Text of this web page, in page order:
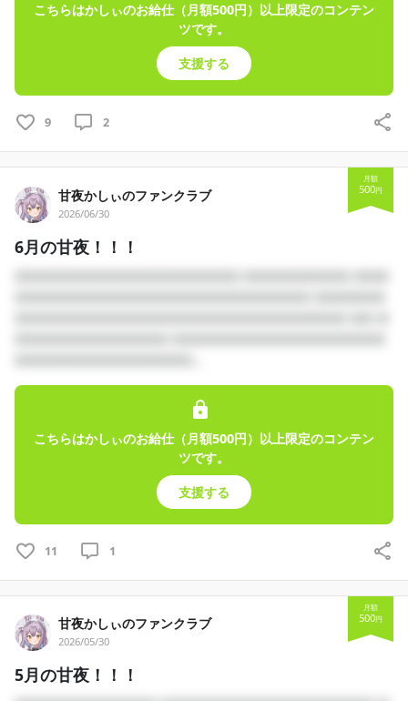
ら、プランがたくさんになっちゃいました😵‍💫
貴方が甘夜となが~~く一緒にいてくれること💜
これからたくさんの思い出を作っていこうね🌙*ﾟ
こちらはかしぃのお給仕（月額500円）以上限定のコンテン
ツです。
支援する
9 2
甘夜かしぃのファンクラブ
2026/06/30
月額
500円
6月の甘夜！！！
こちらはかしぃのお給仕（月額500円）以上限定のコンテン
ツです。
支援する
11 1
甘夜かしぃのファンクラブ
2026/05/30
月額
500円
5月の甘夜！！！